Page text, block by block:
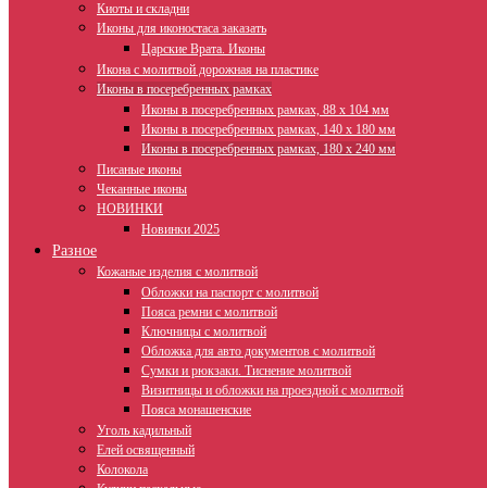
Киоты и складни
Иконы для иконостаса заказать
Царские Врата. Иконы
Икона с молитвой дорожная на пластике
Иконы в посеребренных рамках
Иконы в посеребренных рамках, 88 х 104 мм
Иконы в посеребренных рамках, 140 х 180 мм
Иконы в посеребренных рамках, 180 х 240 мм
Писаные иконы
Чеканные иконы
НОВИНКИ
Новинки 2025
Разное
Кожаные изделия с молитвой
Обложки на паспорт с молитвой
Пояса ремни с молитвой
Ключницы с молитвой
Обложка для авто документов с молитвой
Сумки и рюкзаки. Тиснение молитвой
Визитницы и обложки на проездной с молитвой
Пояса монашенские
Уголь кадильный
Елей освященный
Колокола